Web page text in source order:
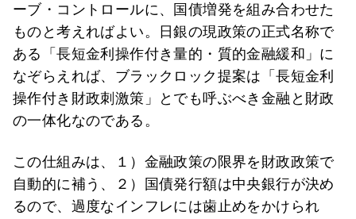
ーブ・コントロールに、国債増発を組み合わせた
ものと考えればよい。日銀の現政策の正式名称で
ある「長短金利操作付き量的・質的金融緩和」に
なぞらえれば、ブラックロック提案は「長短金利
操作付き財政刺激策」とでも呼ぶべき金融と財政
の一体化なのである。
この仕組みは、１）金融政策の限界を財政政策で
自動的に補う、２）国債発行額は中央銀行が決め
るので、過度なインフレには歯止めをかけられ